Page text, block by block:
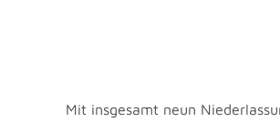
Mit insgesamt neun